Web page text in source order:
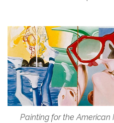
Painting for the American